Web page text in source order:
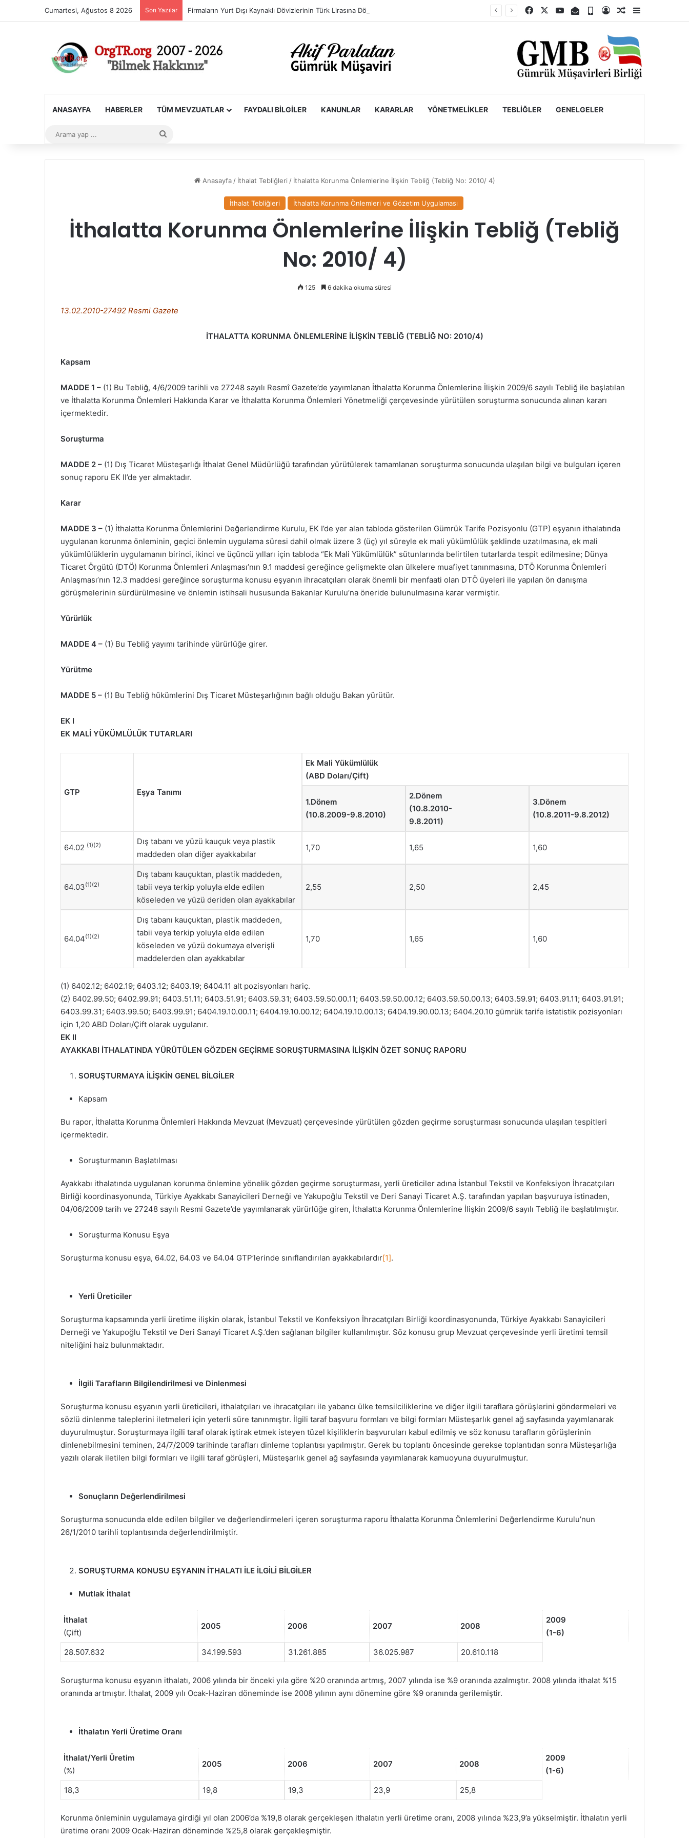
Cumartesi, Ağustos 8 2026 Son Yazılar FacebookYouTubeE-PostaTelefonKayıt OlRastgele Makale
ANASAYFA HABERLER TÜM MEVZUATLAR FAYDALI BILGILER KANUNLAR KARARLAR YÖNETMELIKLER TEBLIĞLER GENELGELER
Anasayfa / İthalat Tebliğleri / İthalatta Korunma Önlemlerine İlişkin Tebliğ (Tebliğ No: 2010/ 4)
İthalat Tebliğleri İthalatta Korunma Önlemleri ve Gözetim Uygulaması
İthalatta Korunma Önlemlerine İlişkin Tebliğ (Tebliğ
No: 2010/ 4)
125 6 dakika okuma süresi
13.02.2010-27492 Resmi Gazete
İTHALATTA KORUNMA ÖNLEMLERİNE İLİŞKİN TEBLİĞ (TEBLİĞ NO: 2010/4)
Kapsam
MADDE 1 – (1) Bu Tebliğ, 4/6/2009 tarihli ve 27248 sayılı Resmî Gazete’de yayımlanan İthalatta Korunma Önlemlerine İlişkin 2009/6 sayılı Tebliğ ile başlatılan
ve İthalatta Korunma Önlemleri Hakkında Karar ve İthalatta Korunma Önlemleri Yönetmeliği çerçevesinde yürütülen soruşturma sonucunda alınan kararı
içermektedir.
Soruşturma
MADDE 2 – (1) Dış Ticaret Müsteşarlığı İthalat Genel Müdürlüğü tarafından yürütülerek tamamlanan soruşturma sonucunda ulaşılan bilgi ve bulguları içeren
sonuç raporu EK II’de yer almaktadır.
Karar
MADDE 3 – (1) İthalatta Korunma Önlemlerini Değerlendirme Kurulu, EK I’de yer alan tabloda gösterilen Gümrük Tarife Pozisyonlu (GTP) eşyanın ithalatında
uygulanan korunma önleminin, geçici önlemin uygulama süresi dahil olmak üzere 3 (üç) yıl süreyle ek mali yükümlülük şeklinde uzatılmasına, ek mali
yükümlülüklerin uygulamanın birinci, ikinci ve üçüncü yılları için tabloda “Ek Mali Yükümlülük” sütunlarında belirtilen tutarlarda tespit edilmesine; Dünya
Ticaret Örgütü (DTÖ) Korunma Önlemleri Anlaşması’nın 9.1 maddesi gereğince gelişmekte olan ülkelere muafiyet tanınmasına, DTÖ Korunma Önlemleri
Anlaşması’nın 12.3 maddesi gereğince soruşturma konusu eşyanın ihracatçıları olarak önemli bir menfaati olan DTÖ üyeleri ile yapılan ön danışma
görüşmelerinin sürdürülmesine ve önlemin istihsali hususunda Bakanlar Kurulu’na öneride bulunulmasına karar vermiştir.
Yürürlük
MADDE 4 – (1) Bu Tebliğ yayımı tarihinde yürürlüğe girer.
Yürütme
MADDE 5 – (1) Bu Tebliğ hükümlerini Dış Ticaret Müsteşarlığının bağlı olduğu Bakan yürütür.
EK I
EK MALİ YÜKÜMLÜLÜK TUTARLARI
GTP Eşya Tanımı
Ek Mali Yükümlülük
(ABD Doları/Çift)
1.Dönem
(10.8.2009-9.8.2010)
2.Dönem
(10.8.2010-
9.8.2011)
3.Dönem
(10.8.2011-9.8.2012)
64.02 (1)(2)
Dış tabanı ve yüzü kauçuk veya plastik
maddeden olan diğer ayakkabılar
1,70 1,65 1,60
64.03(1)(2)
Dış tabanı kauçuktan, plastik maddeden,
tabii veya terkip yoluyla elde edilen
köseleden ve yüzü deriden olan ayakkabılar
2,55 2,50 2,45
64.04(1)(2)
Dış tabanı kauçuktan, plastik maddeden,
tabii veya terkip yoluyla elde edilen
köseleden ve yüzü dokumaya elverişli
maddelerden olan ayakkabılar
1,70 1,65 1,60
(1) 6402.12; 6402.19; 6403.12; 6403.19; 6404.11 alt pozisyonları hariç.
(2) 6402.99.50; 6402.99.91; 6403.51.11; 6403.51.91; 6403.59.31; 6403.59.50.00.11; 6403.59.50.00.12; 6403.59.50.00.13; 6403.59.91; 6403.91.11; 6403.91.91;
6403.99.31; 6403.99.50; 6403.99.91; 6404.19.10.00.11; 6404.19.10.00.12; 6404.19.10.00.13; 6404.19.90.00.13; 6404.20.10 gümrük tarife istatistik pozisyonları
için 1,20 ABD Doları/Çift olarak uygulanır.
EK II
AYAKKABI İTHALATINDA YÜRÜTÜLEN GÖZDEN GEÇİRME SORUŞTURMASINA İLİŞKİN ÖZET SONUÇ RAPORU
SORUŞTURMAYA İLİŞKİN GENEL BİLGİLER
Kapsam
Bu rapor, İthalatta Korunma Önlemleri Hakkında Mevzuat (Mevzuat) çerçevesinde yürütülen gözden geçirme soruşturması sonucunda ulaşılan tespitleri
içermektedir.
Soruşturmanın Başlatılması
Ayakkabı ithalatında uygulanan korunma önlemine yönelik gözden geçirme soruşturması, yerli üreticiler adına İstanbul Tekstil ve Konfeksiyon İhracatçıları
Birliği koordinasyonunda, Türkiye Ayakkabı Sanayicileri Derneği ve Yakupoğlu Tekstil ve Deri Sanayi Ticaret A.Ş. tarafından yapılan başvuruya istinaden,
04/06/2009 tarih ve 27248 sayılı Resmi Gazete’de yayımlanarak yürürlüğe giren, İthalatta Korunma Önlemlerine İlişkin 2009/6 sayılı Tebliğ ile başlatılmıştır.
Soruşturma Konusu Eşya
Soruşturma konusu eşya, 64.02, 64.03 ve 64.04 GTP’lerinde sınıflandırılan ayakkabılardır[1].
Yerli Üreticiler
Soruşturma kapsamında yerli üretime ilişkin olarak, İstanbul Tekstil ve Konfeksiyon İhracatçıları Birliği koordinasyonunda, Türkiye Ayakkabı Sanayicileri
Derneği ve Yakupoğlu Tekstil ve Deri Sanayi Ticaret A.Ş.’den sağlanan bilgiler kullanılmıştır. Söz konusu grup Mevzuat çerçevesinde yerli üretimi temsil
niteliğini haiz bulunmaktadır.
İlgili Tarafların Bilgilendirilmesi ve Dinlenmesi
Soruşturma konusu eşyanın yerli üreticileri, ithalatçıları ve ihracatçıları ile yabancı ülke temsilciliklerine ve diğer ilgili taraflara görüşlerini göndermeleri ve
sözlü dinlenme taleplerini iletmeleri için yeterli süre tanınmıştır. İlgili taraf başvuru formları ve bilgi formları Müsteşarlık genel ağ sayfasında yayımlanarak
duyurulmuştur. Soruşturmaya ilgili taraf olarak iştirak etmek isteyen tüzel kişiliklerin başvuruları kabul edilmiş ve söz konusu tarafların görüşlerinin
dinlenebilmesini teminen, 24/7/2009 tarihinde tarafları dinleme toplantısı yapılmıştır. Gerek bu toplantı öncesinde gerekse toplantıdan sonra Müsteşarlığa
yazılı olarak iletilen bilgi formları ve ilgili taraf görüşleri, Müsteşarlık genel ağ sayfasında yayımlanarak kamuoyuna duyurulmuştur.
Sonuçların Değerlendirilmesi
Soruşturma sonucunda elde edilen bilgiler ve değerlendirmeleri içeren soruşturma raporu İthalatta Korunma Önlemlerini Değerlendirme Kurulu’nun
26/1/2010 tarihli toplantısında değerlendirilmiştir.
SORUŞTURMA KONUSU EŞYANIN İTHALATI İLE İLGİLİ BİLGİLER
Mutlak İthalat
İthalat
(Çift)
2005 2006 2007 2008
2009
(1-6)
28.507.632
34.199.593 31.261.885 36.025.987 20.610.118
Soruşturma konusu eşyanın ithalatı, 2006 yılında bir önceki yıla göre %20 oranında artmış, 2007 yılında ise %9 oranında azalmıştır. 2008 yılında ithalat %15
oranında artmıştır. İthalat, 2009 yılı Ocak-Haziran döneminde ise 2008 yılının aynı dönemine göre %9 oranında gerilemiştir.
İthalatın Yerli Üretime Oranı
İthalat/Yerli Üretim
(%)
2005 2006 2007 2008
2009
(1-6)
18,3
19,8 19,3 23,9 25,8
Korunma önleminin uygulamaya girdiği yıl olan 2006’da %19,8 olarak gerçekleşen ithalatın yerli üretime oranı, 2008 yılında %23,9’a yükselmiştir. İthalatın yerli
üretime oranı 2009 Ocak-Haziran döneminde %25,8 olarak gerçekleşmiştir.